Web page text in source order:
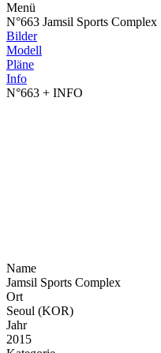
Menü
N°663 Jamsil Sports Complex
Bilder
Modell
Pläne
Info
N°663 + INFO
Name
Jamsil Sports Complex
Ort
Seoul (KOR)
Jahr
2015